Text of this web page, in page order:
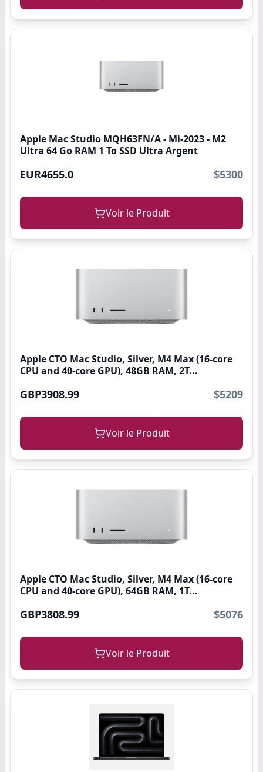
Apple Mac Studio MQH63FN/A - Mi-2023 - M2
Ultra 64 Go RAM 1 To SSD Ultra Argent
EUR4655.0 $5300
Voir le Produit
Apple CTO Mac Studio, Silver, M4 Max (16-core
CPU and 40-core GPU), 48GB RAM, 2T...
GBP3908.99 $5209
Voir le Produit
Apple CTO Mac Studio, Silver, M4 Max (16-core
CPU and 40-core GPU), 64GB RAM, 1T...
GBP3808.99 $5076
Voir le Produit